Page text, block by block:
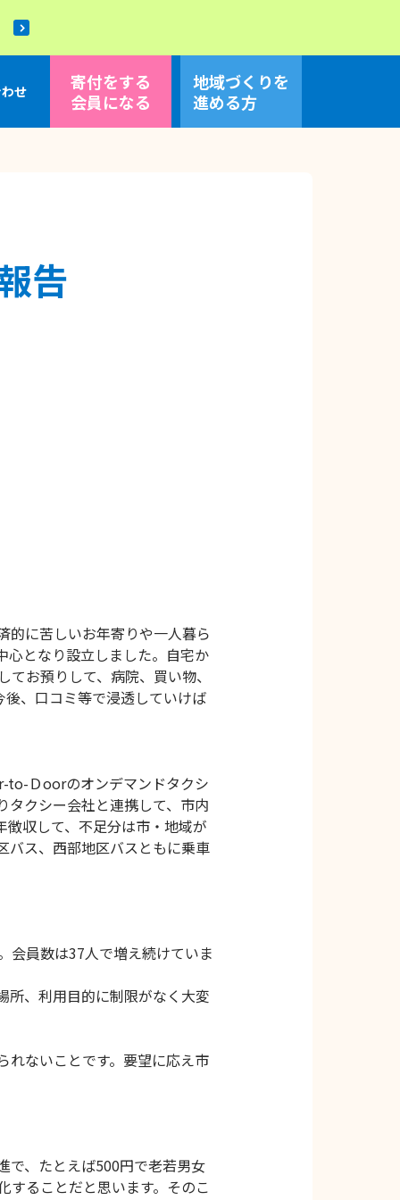
せ
寄付をする
会員になる
地域づくりを
進める方
告
的に苦しいお年寄りや一人暮ら
心となり設立しました。自宅か
お預りして、病院、買い物、
、口コミ等で浸透していけば
to-Ｄoorのオンデマンドタクシ
タクシー会社と連携して、市内
収して、不足分は市・地域が
バス、西部地区バスともに乗車
会員数は37人で増え続けていま
所、利用目的に制限がなく大変
れないことです。要望に応え市
で、たとえば500円で老若男女
することだと思います。そのこ